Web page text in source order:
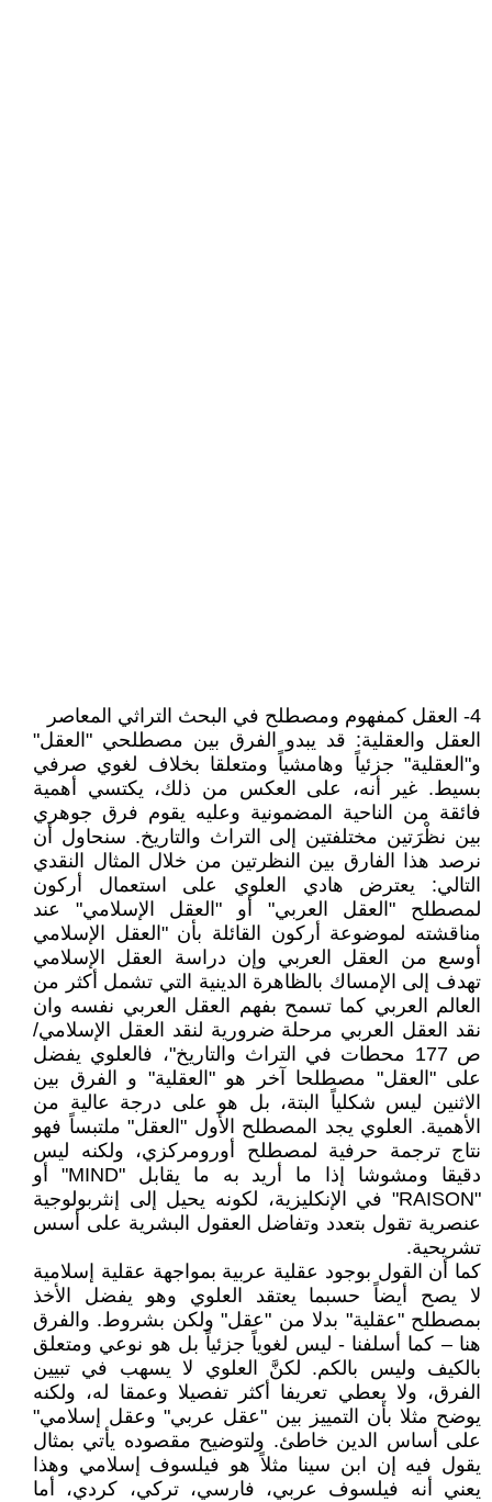
4- العقل كمفهوم ومصطلح في البحث التراثي المعاصر
العقل والعقلية: قد يبدو الفرق بين مصطلحي "العقل"
و"العقلية" جزئياً وهامشياً ومتعلقا بخلاف لغوي صرفي
بسيط. غير أنه، على العكس من ذلك، يكتسي أهمية
فائقة من الناحية المضمونية وعليه يقوم فرق جوهري
بين نظْرَتين مختلفتين إلى التراث والتاريخ. سنحاول أن
نرصد هذا الفارق بين النظرتين من خلال المثال النقدي
التالي: يعترض هادي العلوي على استعمال أركون
لمصطلح "العقل العربي" أو "العقل الإسلامي" عند
مناقشته لموضوعة أركون القائلة بأن "العقل الإسلامي
أوسع من العقل العربي وإن دراسة العقل الإسلامي
تهدف إلى الإمساك بالظاهرة الدينية التي تشمل أكثر من
العالم العربي كما تسمح بفهم العقل العربي نفسه وان
نقد العقل العربي مرحلة ضرورية لنقد العقل الإسلامي/
ص 177 محطات في التراث والتاريخ"، فالعلوي يفضل
على "العقل" مصطلحا آخر هو "العقلية" و الفرق بين
الاثنين ليس شكلياً البتة، بل هو على درجة عالية من
الأهمية. العلوي يجد المصطلح الأول "العقل" ملتبساً فهو
نتاج ترجمة حرفية لمصطلح أورومركزي، ولكنه ليس
دقيقا ومشوشا إذا ما أريد به ما يقابل "MIND" أو
"RAISON" في الإنكليزية، لكونه يحيل إلى إنثربولوجية
عنصرية تقول بتعدد وتفاضل العقول البشرية على أسس
تشريحية.
كما أن القول بوجود عقلية عربية بمواجهة عقلية إسلامية
لا يصح أيضاً حسبما يعتقد العلوي وهو يفضل الأخذ
بمصطلح "عقلية" بدلا من "عقل" ولكن بشروط. والفرق
هنا – كما أسلفنا - ليس لغوياً جزئياً بل هو نوعي ومتعلق
بالكيف وليس بالكم. لكنَّ العلوي لا يسهب في تبيين
الفرق، ولا يعطي تعريفا أكثر تفصيلا وعمقا له، ولكنه
يوضح مثلا بأن التمييز بين "عقل عربي" وعقل إسلامي"
على أساس الدين خاطئ. ولتوضيح مقصوده يأتي بمثال
يقول فيه إن ابن سينا مثلاً هو فيلسوف إسلامي وهذا
يعني أنه فيلسوف عربي، فارسي، تركي، كردي، أما